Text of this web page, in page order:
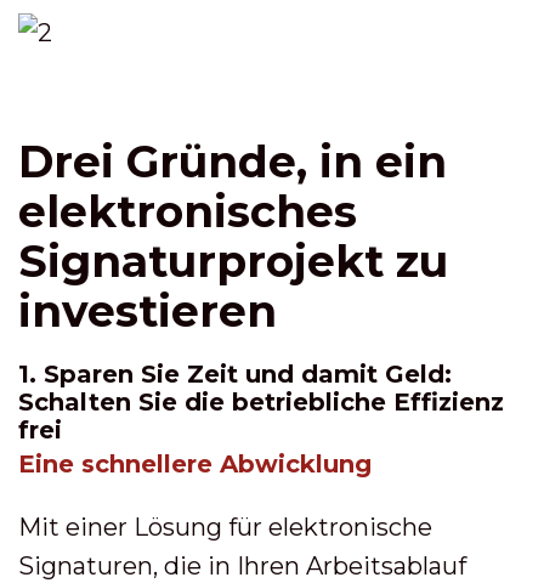
Drei Gründe, in ein
elektronisches
Signaturprojekt zu
investieren
1. Sparen Sie Zeit und damit Geld:
Schalten Sie die betriebliche Effizienz
frei
Eine schnellere Abwicklung
Mit einer Lösung für elektronische
Signaturen, die in Ihren Arbeitsablauf